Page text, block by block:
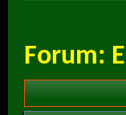
Forum: